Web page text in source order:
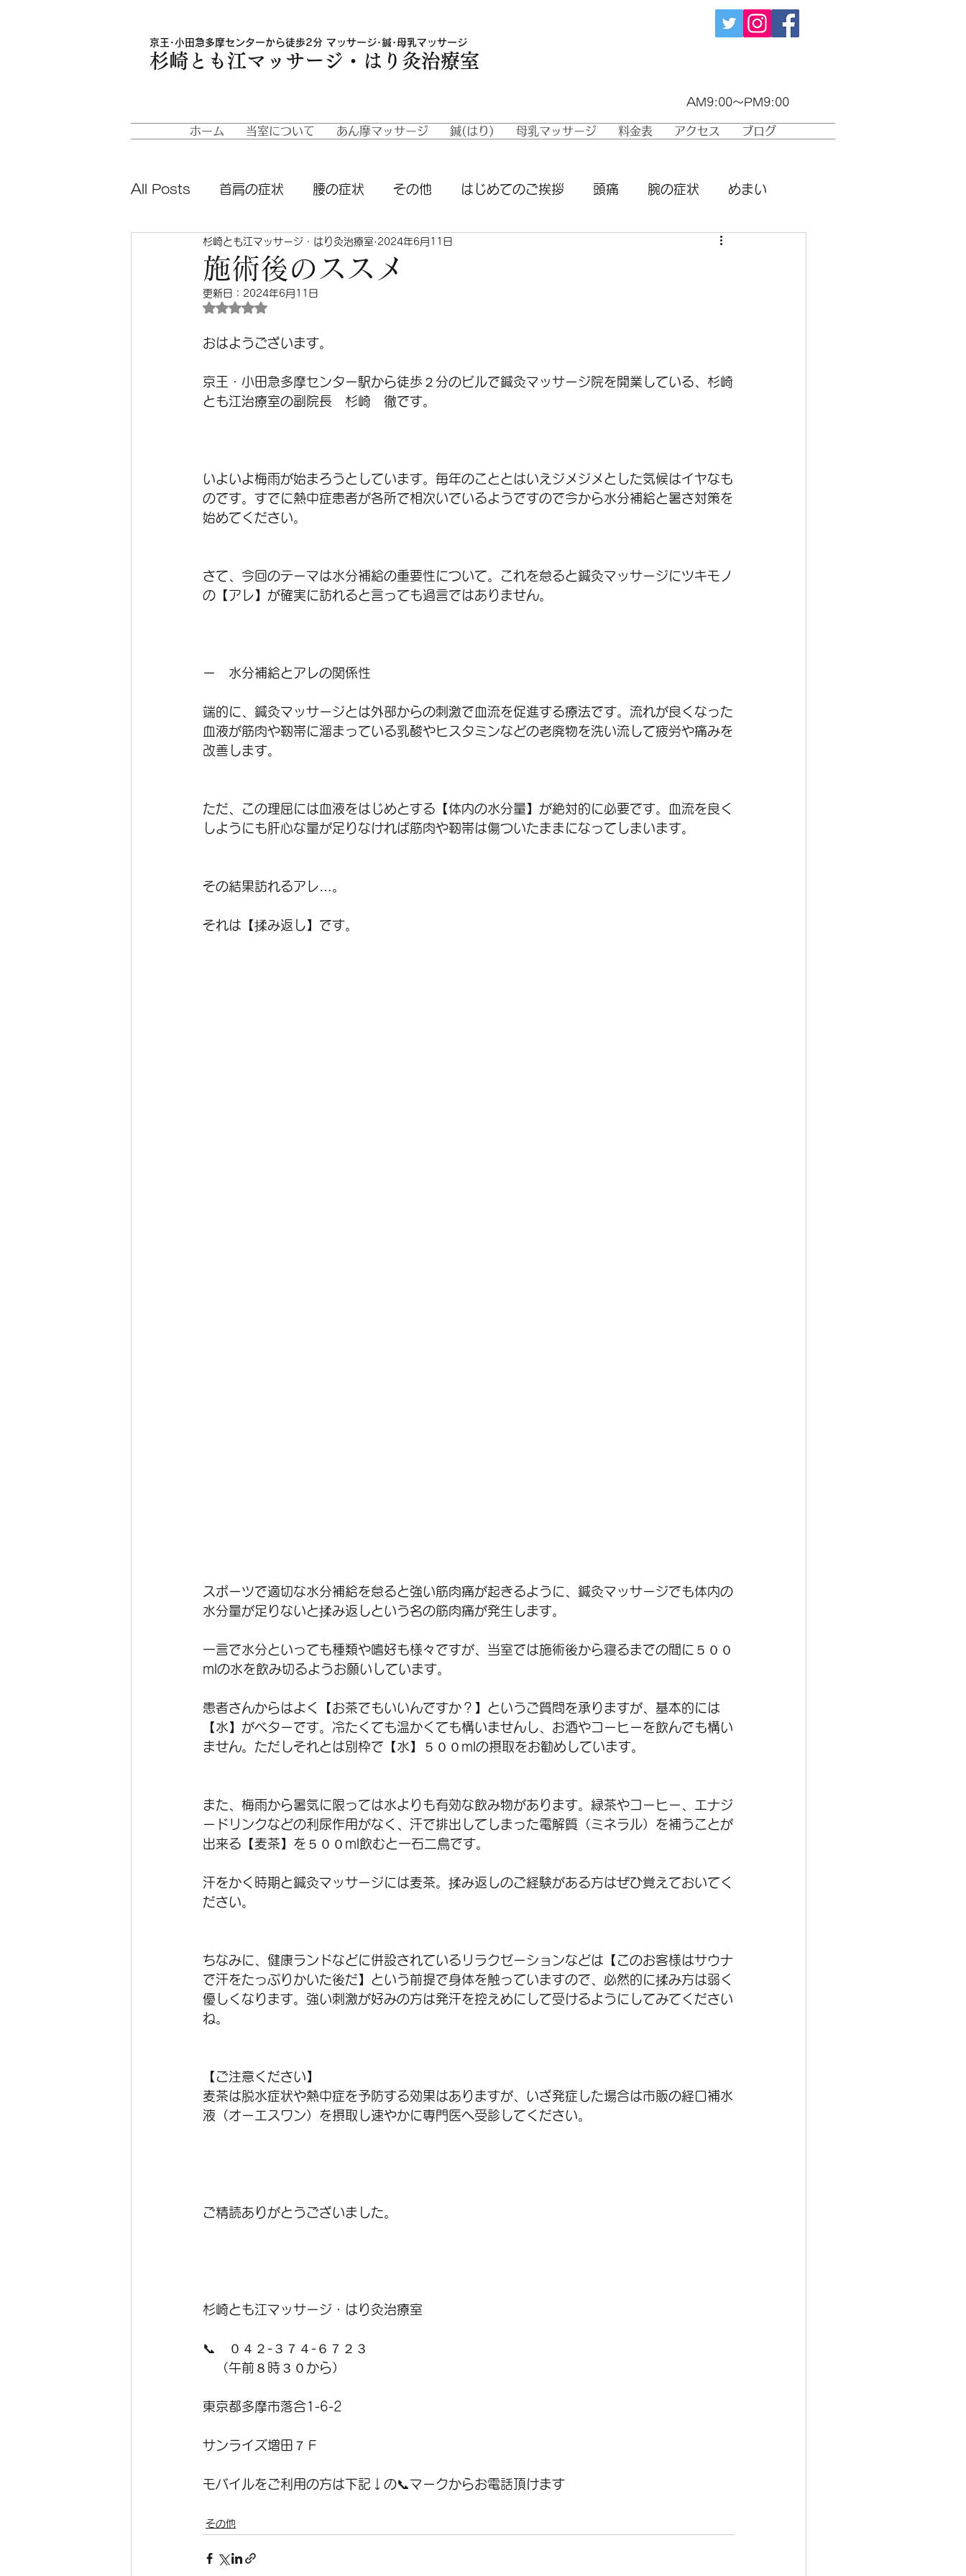
京王･小田急多摩センターから徒歩2分 マッサージ･鍼･母乳マッサージ
杉崎とも江マッサージ・はり灸治療室
AM9:00～PM9:00
ホーム 当室について あん摩マッサージ 鍼(はり) 母乳マッサージ 料金表 アクセス ブログ
All Posts 首肩の症状 腰の症状 その他 はじめてのご挨拶 頭痛 腕の症状 めまい
うつ病 脱水症状 当室の鍼 当室のあん摩マッサージ
施術後のススメ
杉崎とも江マッサージ・はり灸治療室 2024年6月11日
更新日： 2024年6月11日
5つ星のうちNaNと評価されています。
おはようございます。
京王・小田急多摩センター駅から徒歩２分のビルで鍼灸マッサージ院を開業している、杉崎
とも江治療室の副院長　杉崎　徹です。
いよいよ梅雨が始まろうとしています。毎年のこととはいえジメジメとした気候はイヤなも
のです。すでに熱中症患者が各所で相次いでいるようですので今から水分補給と暑さ対策を
始めてください。
さて、今回のテーマは水分補給の重要性について。これを怠ると鍼灸マッサージにツキモノ
の【アレ】が確実に訪れると言っても過言ではありません。
ー　水分補給とアレの関係性
端的に、鍼灸マッサージとは外部からの刺激で血流を促進する療法です。流れが良くなった
血液が筋肉や靭帯に溜まっている乳酸やヒスタミンなどの老廃物を洗い流して疲労や痛みを
改善します。
ただ、この理屈には血液をはじめとする【体内の水分量】が絶対的に必要です。血流を良く
しようにも肝心な量が足りなければ筋肉や靭帯は傷ついたままになってしまいます。
その結果訪れるアレ…。
それは【揉み返し】です。
スポーツで適切な水分補給を怠ると強い筋肉痛が起きるように、鍼灸マッサージでも体内の
水分量が足りないと揉み返しという名の筋肉痛が発生します。
一言で水分といっても種類や嗜好も様々ですが、当室では施術後から寝るまでの間に５００
mlの水を飲み切るようお願いしています。
患者さんからはよく【お茶でもいいんですか？】というご質問を承りますが、基本的には
【水】がベターです。冷たくても温かくても構いませんし、お酒やコーヒーを飲んでも構い
ません。ただしそれとは別枠で【水】５００mlの摂取をお勧めしています。
また、梅雨から暑気に限っては水よりも有効な飲み物があります。緑茶やコーヒー、エナジ
ードリンクなどの利尿作用がなく、汗で排出してしまった電解質（ミネラル）を補うことが
出来る【麦茶】を５００ml飲むと一石二鳥です。
汗をかく時期と鍼灸マッサージには麦茶。揉み返しのご経験がある方はぜひ覚えておいてく
ださい。
ちなみに、健康ランドなどに併設されているリラクゼーションなどは【このお客様はサウナ
で汗をたっぷりかいた後だ】という前提で身体を触っていますので、必然的に揉み方は弱く
優しくなります。強い刺激が好みの方は発汗を控えめにして受けるようにしてみてください
ね。
【ご注意ください】
麦茶は脱水症状や熱中症を予防する効果はありますが、いざ発症した場合は市販の経口補水
液（オーエスワン）を摂取し速やかに専門医へ受診してください。
ご精読ありがとうございました。
杉崎とも江マッサージ・はり灸治療室
📞　０４２-３７４-６７２３
（午前８時３０から）
東京都多摩市落合1-6-2
サンライズ増田７Ｆ
モバイルをご利用の方は下記↓の📞マークからお電話頂けます
その他